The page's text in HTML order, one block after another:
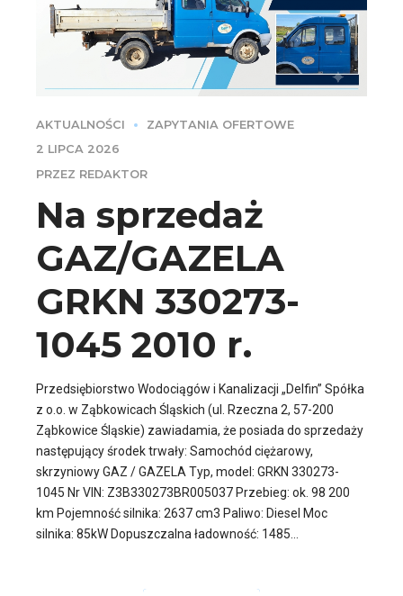
AKTUALNOŚCI
ZAPYTANIA OFERTOWE
2 LIPCA 2026
PRZEZ REDAKTOR
Na sprzedaż
GAZ/GAZELA
GRKN 330273-
1045 2010 r.
Przedsiębiorstwo Wodociągów i Kanalizacji „Delfin” Spółka
z o.o. w Ząbkowicach Śląskich (ul. Rzeczna 2, 57-200
Ząbkowice Śląskie) zawiadamia, że posiada do sprzedaży
następujący środek trwały: Samochód ciężarowy,
skrzyniowy GAZ / GAZELA Typ, model: GRKN 330273-
1045 Nr VIN: Z3B330273BR005037 Przebieg: ok. 98 200
km Pojemność silnika: 2637 cm3 Paliwo: Diesel Moc
silnika: 85kW Dopuszczalna ładowność: 1485...